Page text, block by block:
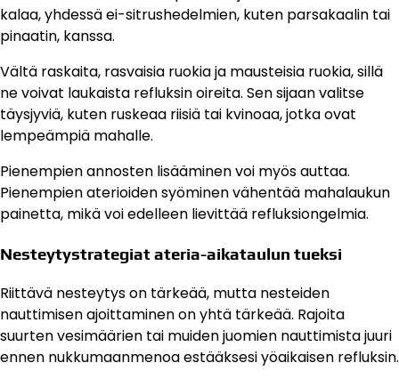
kalaa, yhdessä ei-sitrushedelmien, kuten parsakaalin tai
pinaatin, kanssa.
Vältä raskaita, rasvaisia ruokia ja mausteisia ruokia, sillä
ne voivat laukaista refluksin oireita. Sen sijaan valitse
täysjyviä, kuten ruskeaa riisiä tai kvinoaa, jotka ovat
lempeämpiä mahalle.
Pienempien annosten lisääminen voi myös auttaa.
Pienempien aterioiden syöminen vähentää mahalaukun
painetta, mikä voi edelleen lievittää refluksiongelmia.
Nesteytystrategiat ateria-aikataulun tueksi
Riittävä nesteytys on tärkeää, mutta nesteiden
nauttimisen ajoittaminen on yhtä tärkeää. Rajoita
suurten vesimäärien tai muiden juomien nauttimista juuri
ennen nukkumaanmenoa estääksesi yöaikaisen refluksin.